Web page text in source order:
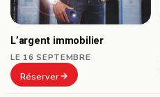
L’argent immobilier
LE 16 SEPTEMBRE
Réserver